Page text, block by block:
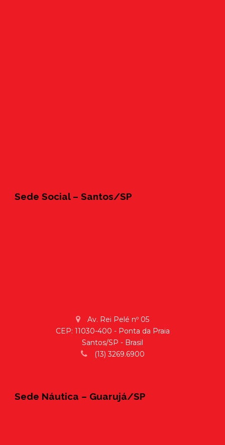
Sede Social – Santos/SP
Av. Rei Pelé nº 05
CEP: 11030-400 - Ponta da Praia
Santos/SP - Brasil
(13) 3269.6900
Sede Náutica – Guarujá/SP